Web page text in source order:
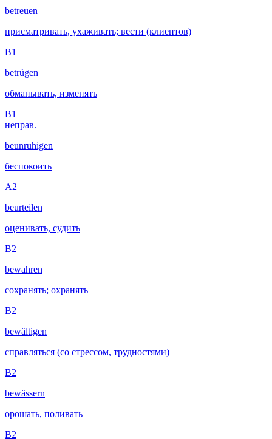
betreuen
присматривать, ухаживать; вести (клиентов)
B1
betrügen
обманывать, изменять
B1
неправ.
beunruhigen
беспокоить
A2
beurteilen
оценивать, судить
B2
bewahren
сохранять; охранять
B2
bewältigen
справляться (со стрессом, трудностями)
B2
bewässern
орошать, поливать
B2